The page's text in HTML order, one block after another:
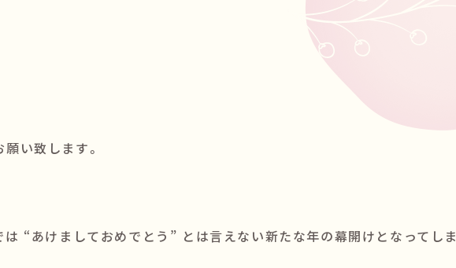
い致します。
は “あけましておめでとう” とは言えない新たな年の幕開けとなってしま